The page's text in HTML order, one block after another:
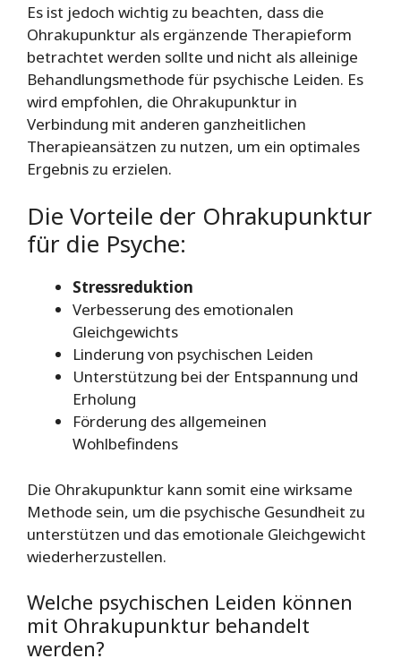
Es ist jedoch wichtig zu beachten, dass die
Ohrakupunktur als ergänzende Therapieform
betrachtet werden sollte und nicht als alleinige
Behandlungsmethode für psychische Leiden. Es
wird empfohlen, die Ohrakupunktur in
Verbindung mit anderen ganzheitlichen
Therapieansätzen zu nutzen, um ein optimales
Ergebnis zu erzielen.
Die Vorteile der Ohrakupunktur
für die Psyche:
Stressreduktion
Verbesserung des emotionalen
Gleichgewichts
Linderung von psychischen Leiden
Unterstützung bei der Entspannung und
Erholung
Förderung des allgemeinen
Wohlbefindens
Die Ohrakupunktur kann somit eine wirksame
Methode sein, um die psychische Gesundheit zu
unterstützen und das emotionale Gleichgewicht
wiederherzustellen.
Welche psychischen Leiden können
mit Ohrakupunktur behandelt
werden?